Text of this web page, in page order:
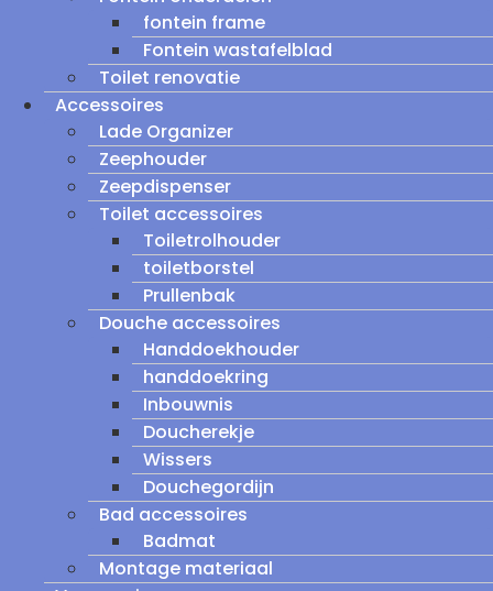
fontein frame
Fontein wastafelblad
Toilet renovatie
Accessoires
Lade Organizer
Zeephouder
Zeepdispenser
Toilet accessoires
Toiletrolhouder
toiletborstel
Prullenbak
Douche accessoires
Handdoekhouder
handdoekring
Inbouwnis
Doucherekje
Wissers
Douchegordijn
Bad accessoires
Badmat
Montage materiaal